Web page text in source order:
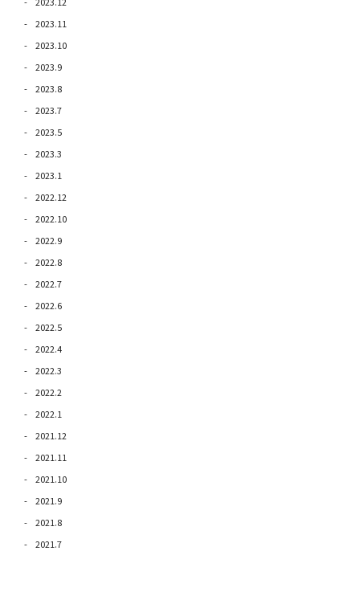
2023.11
2023.10
2023.9
2023.8
2023.7
2023.5
2023.3
2023.1
2022.12
2022.10
2022.9
2022.8
2022.7
2022.6
2022.5
2022.4
2022.3
2022.2
2022.1
2021.12
2021.11
2021.10
2021.9
2021.8
2021.7